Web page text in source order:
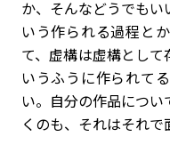
か、そんなどうでも
いう作られる過程と
て、虚構は虚構とし
いうふうに作られて
い。自分の作品につ
くのも、それはそれで